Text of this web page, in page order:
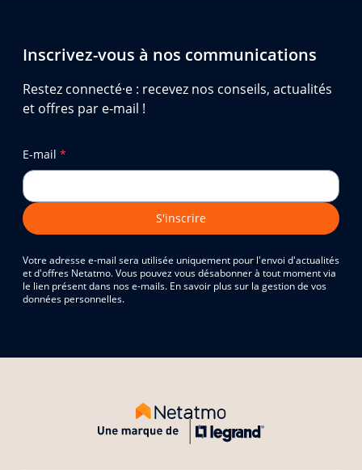
Inscrivez-vous à nos communications
Restez connecté·e : recevez nos conseils, actualités
et offres par e-mail !
E-mail *
S'inscrire
Votre adresse e-mail sera utilisée uniquement pour l'envoi d'actualités
et d'offres Netatmo. Vous pouvez vous désabonner à tout moment via
le lien présent dans nos e-mails. En savoir plus sur la gestion de vos
données personnelles.